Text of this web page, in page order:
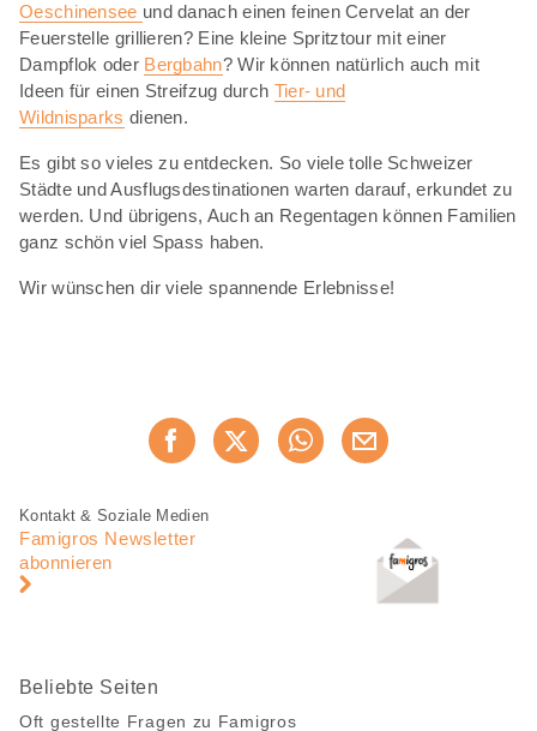
Oeschinensee und danach einen feinen Cervelat an der
Feuerstelle grillieren? Eine kleine Spritztour mit einer
Dampflok oder Bergbahn? Wir können natürlich auch mit
Ideen für einen Streifzug durch Tier- und
Wildnisparks dienen.
Es gibt so vieles zu entdecken. So viele tolle Schweizer
Städte und Ausflugsdestinationen warten darauf, erkundet zu
werden. Und übrigens, Auch an Regentagen können Familien
ganz schön viel Spass haben.
Wir wünschen dir viele spannende Erlebnisse!
Jetzt weiterempfehlen
Fusszeile
Fusszeile
Navigation
Kontakt & Soziale Medien
Famigros Newsletter
abonnieren
Beliebte Seiten
Oft gestellte Fragen zu Famigros